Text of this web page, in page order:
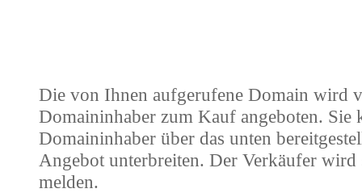
Die von Ihnen aufgerufene Domain wird
Domaininhaber zum Kauf angeboten. Sie
Domaininhaber über das unten
Angebot unterbreiten. Der Verkäufer wird
melden.